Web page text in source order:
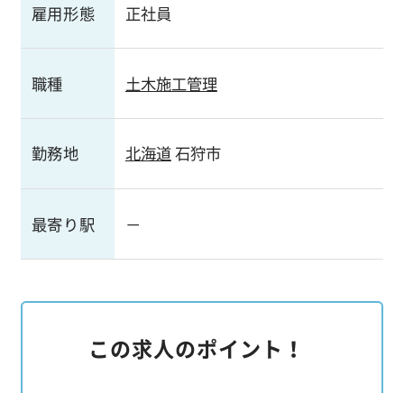
雇用形態 正社員
職種 土木施工管理
勤務地 北海道石狩市
最寄り駅 －
この求人のポイント！